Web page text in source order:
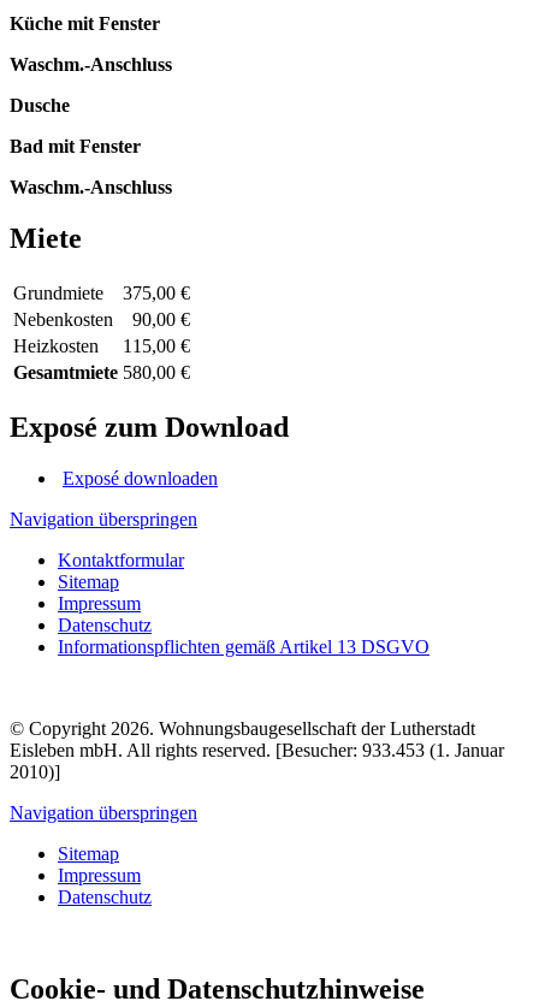
Küche mit Fenster
Waschm.-Anschluss
Dusche
Bad mit Fenster
Waschm.-Anschluss
Miete
Grundmiete
375,00 €
Nebenkosten
90,00 €
Heizkosten
115,00 €
Gesamtmiete 580,00 €
Exposé zum Download
Exposé downloaden
Navigation überspringen
Kontaktformular
Sitemap
Impressum
Datenschutz
Informationspflichten gemäß Artikel 13 DSGVO
© Copyright 2026. Wohnungsbaugesellschaft der Lutherstadt
Eisleben mbH. All rights reserved. [Besucher: 933.453 (1. Januar
2010)]
Navigation überspringen
Sitemap
Impressum
Datenschutz
Cookie- und Datenschutzhinweise